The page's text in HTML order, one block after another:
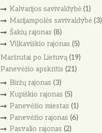
Kalvarijos savivaldybė(1)
Marijampolės savivaldybė(3)
Šakių rajonas (8)
Vilkaviškio rajonas (5)
Maršrutai po Lietuvą(19)
Panevėžio apskritis (21)
Biržų rajonas (3)
Kupiškio rajonas (5)
Panevėžio miestas (1)
Panevėžio rajonas (6)
Pasvalio rajonas (2)